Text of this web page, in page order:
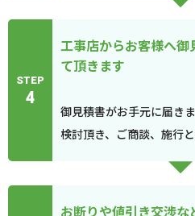
STEP
4
工事店からお客様へ御
て頂きます
御見積書がお手元に届き
検討頂き、ご商談、施行と
お断りや値引き交渉な